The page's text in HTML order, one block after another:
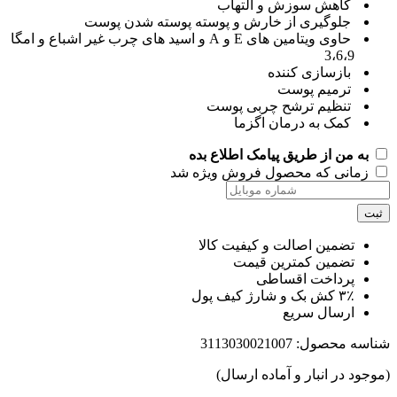
کاهش سوزش و التهاب
جلوگیری از خارش و پوسته پوسته شدن پوست
حاوی ویتامین های E و A و اسید های چرب غیر اشباع و امگا
3،6،9
بازسازی کننده
ترمیم پوست
تنظیم ترشح چربی پوست
کمک به درمان اگزما
به من از طریق پیامک اطلاع بده
زمانی که محصول فروش ویژه شد
تضمین اصالت و کیفیت کالا
تضمین کمترین قیمت
پرداخت اقساطی
۳٪ کش بک و شارژ کیف پول
ارسال سریع
محصول:3113030021007
در انبار و آماده ارسال)